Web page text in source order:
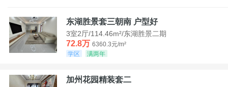
东湖胜景套三朝南 户型好
3室2厅/114.46m²/东湖胜景二期
72.8万 6360.3元/m²
学区
满两年
加州花园精装套二